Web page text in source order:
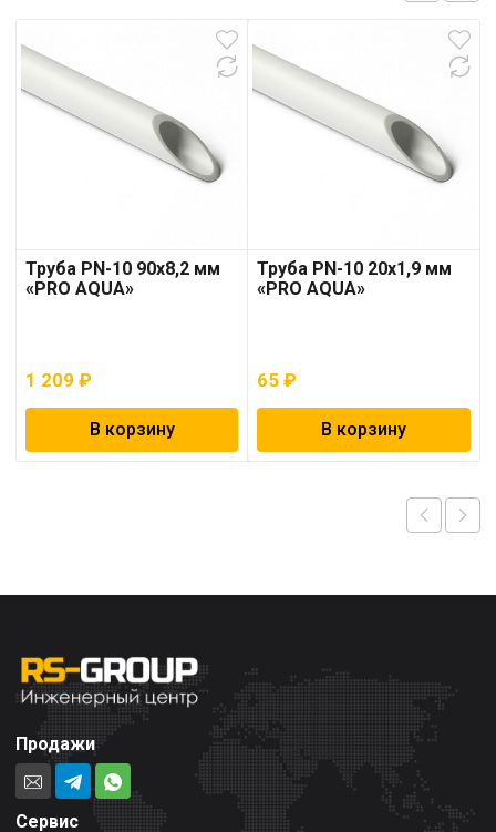
Труба PN-10 90х8,2 мм
«PRO AQUA»
1 209 ₽
В корзину
Труба PN-10 20х1,9 мм
«PRO AQUA»
65₽
В корзину
Продажи
Сервис